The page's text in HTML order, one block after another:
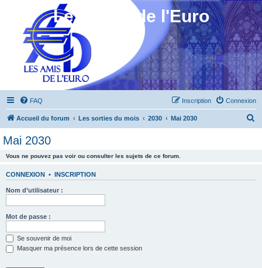
Les Amis de l'Euro
FAQ Connexion
Inscription
Accueil du forum Les sorties du mois 2030 Mai 2030
Mai 2030
Vous ne pouvez pas voir ou consulter les sujets de ce forum.
CONNEXION • INSCRIPTION
Nom d’utilisateur :
Mot de passe :
Se souvenir de moi
Masquer ma présence lors de cette session